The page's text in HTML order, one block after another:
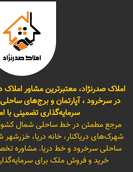
املاک صدرنژاد، معتبرترین مشاور املاک
در سرخرود ، آپارتمان و برج‌های
سرمایه‌گذاری تضمینی با
مرجع مطمئن در خط ساحلی شمال
شهرک‌های دریاکنار، خانه دریا،
ساحلی سرخرود و خط دریا. مشاوره
خرید و فروش ملک برای